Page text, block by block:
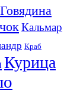
Говядина
Кальмар
Краб
Курица